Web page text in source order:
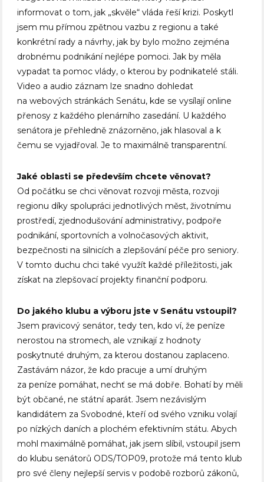
informovat o tom, jak „skvěle“ vláda řeší krizi. Poskytl
jsem mu přímou zpětnou vazbu z regionu a také
konkrétní rady a návrhy, jak by bylo možno zejména
drobnému podnikání nejlépe pomoci. Jak by měla
vypadat ta pomoc vlády, o kterou by podnikatelé stáli.
Video a audio záznam lze snadno dohledat
na webových stránkách Senátu, kde se vysílají online
přenosy z každého plenárního zasedání. U každého
senátora je přehledně znázorněno, jak hlasoval a k
čemu se vyjadřoval. Je to maximálně transparentní.
Jaké oblasti se především chcete věnovat?
Od počátku se chci věnovat rozvoji města, rozvoji
regionu díky spolupráci jednotlivých měst, životnímu
prostředí, zjednodušování administrativy, podpoře
podnikání, sportovních a volnočasových aktivit,
bezpečnosti na silnicích a zlepšování péče pro seniory.
V tomto duchu chci také využít každé příležitosti, jak
získat na zlepšovací projekty finanční podporu.
Do jakého klubu a výboru jste v Senátu vstoupil?
Jsem pravicový senátor, tedy ten, kdo ví, že peníze
nerostou na stromech, ale vznikají z hodnoty
poskytnuté druhým, za kterou dostanou zaplaceno.
Zastávám názor, že kdo pracuje a umí druhým
za peníze pomáhat, nechť se má dobře. Bohatí by měli
být občané, ne státní aparát. Jsem nezávislým
kandidátem za Svobodné, kteří od svého vzniku volají
po nízkých daních a plochém efektivním státu. Abych
mohl maximálně pomáhat, jak jsem slíbil, vstoupil jsem
do klubu senátorů ODS/TOP09, protože má tento klub
pro své členy nejlepší servis v podobě rozborů zákonů,